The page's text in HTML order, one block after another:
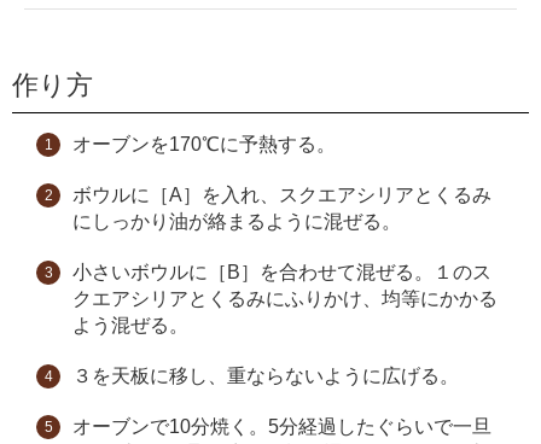
作り方
オーブンを170℃に予熱する。
ボウルに［A］を入れ、スクエアシリアとくるみ
にしっかり油が絡まるように混ぜる。
小さいボウルに［B］を合わせて混ぜる。１のス
クエアシリアとくるみにふりかけ、均等にかかる
よう混ぜる。
３を天板に移し、重ならないように広げる。
オーブンで10分焼く。5分経過したぐらいで一旦